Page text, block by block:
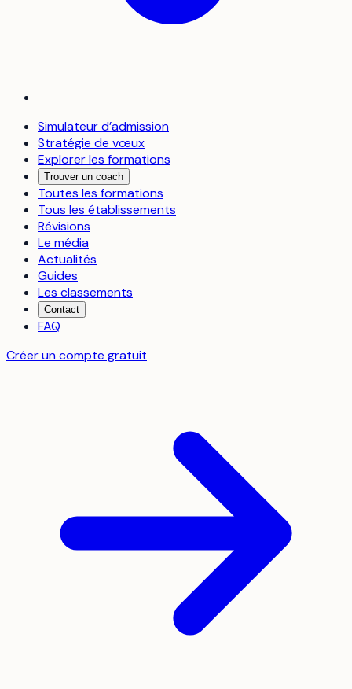
Simulateur d’admission
Stratégie de vœux
Explorer les formations
Trouver un coach
Toutes les formations
Tous les établissements
Révisions
Le média
Actualités
Guides
Les classements
Contact
FAQ
Créer un compte gratuit